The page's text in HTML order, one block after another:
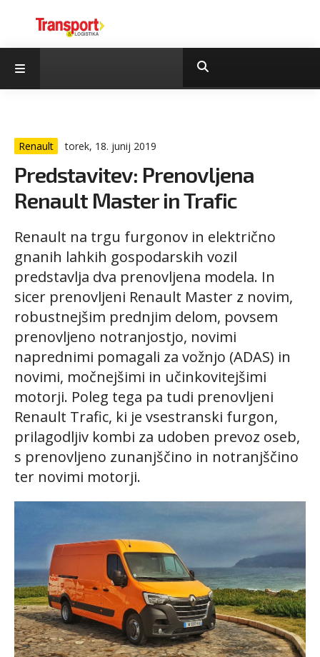
Renault torek, 18. junij 2019
Predstavitev: Prenovljena
Renault Master in Trafic
Renault na trgu furgonov in električno
gnanih lahkih gospodarskih vozil
predstavlja dva prenovljena modela. In
sicer prenovljeni Renault Master z novim,
robustnejšim prednjim delom, povsem
prenovljeno notranjostjo, novimi
naprednimi pomagali za vožnjo (ADAS) in
novimi, močnejšimi in učinkovitejšimi
motorji. Poleg tega pa tudi prenovljeni
Renault Trafic, ki je vsestranski furgon,
prilagodljiv kombi za udoben prevoz oseb,
s prenovljeno zunanjščino in notranjščino
ter novimi motorji.